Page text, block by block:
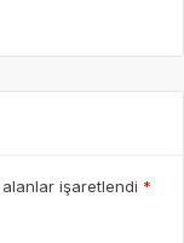
alanlar işaretlendi *